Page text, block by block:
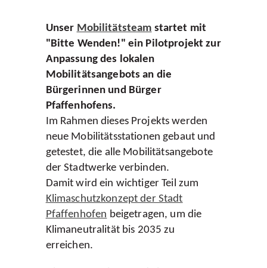
Allgemeines zur
Wärme
Sulzbach
Weingartenfeld
Wasser
Wasserspartipps
Häufige Fragen
Trinkwasserwerte
Gebühren
Gebührenanpassung
Abwasser
Abwassergebühr
Kanäle & Klärwerke
Sanierung des
Unser Mobilitätsteam startet mit
"Bitte Wenden!" ein Pilotprojekt zur
Anpassung des lokalen
Mobilitätsangebots an die
Bürgerinnen und Bürger
Pfaffenhofens.
Im Rahmen dieses Projekts werden
neue Mobilitätsstationen gebaut und
getestet, die alle Mobilitätsangebote
der Stadtwerke verbinden.
Damit wird ein wichtiger Teil zum
Klimaschutzkonzept der Stadt
Pfaffenhofen beigetragen, um die
Klimaneutralität bis 2035 zu
erreichen.